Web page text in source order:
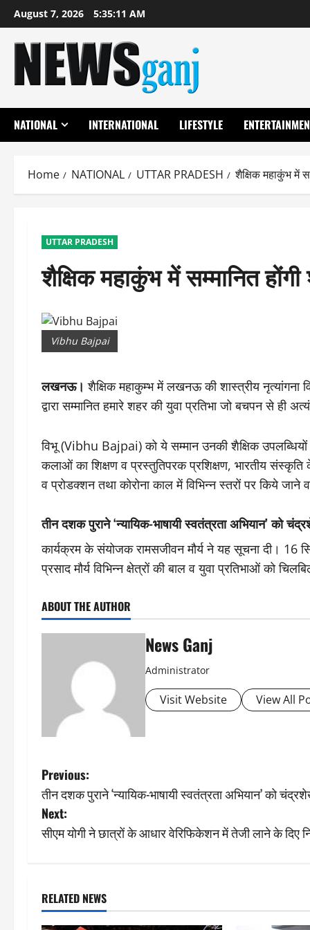
Skip
to
content
August 7, 2026 5:35:12 AM
NATIONAL INTERNATIONAL LIFESTYLE
Home NATIONAL UTTAR PRADESH शैक्षिक महाकुंभ में
UTTAR PRADESH
शैक्षिक महाकुंभ में सम्मानित
Vibhu Bajpai
लखनऊ। शैक्षिक महाकुम्भ में लखनऊ की शास्त्रीय नृत्यांगना
द्वारा सम्मानित हमारे शहर की युवा प्रतिभा जो बचपन से ही
विभू (Vibhu Bajpai) को ये सम्मान उनकी शैक्षिक
कलाओं का शिक्षण व प्रस्तुतिपरक प्रशिक्षण, भारतीय
व प्रोडक्शन तथा कोरोना काल में विभिन्न स्तरों पर किये जाने
तीन दशक पुराने ‘न्यायिक-भाषायी स्वतंत्रता अभियान’ को
कार्यक्रम के संयोजक रामसजीवन मौर्य ने यह सूचना दी। 16
प्रसाद मौर्य विभिन्न क्षेत्रों की बाल व युवा प्रतिभाओं को
ABOUT THE AUTHOR
News Ganj
Administrator
Visit Website View All
P
o
s
n
a
Previous:
तीन दशक पुराने ‘न्यायिक-भाषायी स्वतंत्रता अभियान’ को
Next:
सीएम योगी ने छात्रों के आधार वेरिफिकेशन में तेजी लाने के दिए
RELATED NEWS